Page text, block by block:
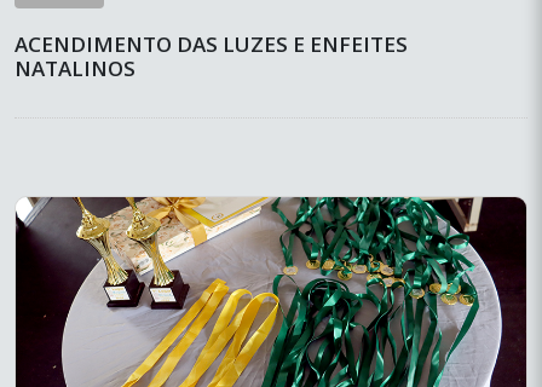
ACENDIMENTO DAS LUZES E ENFEITES
NATALINOS